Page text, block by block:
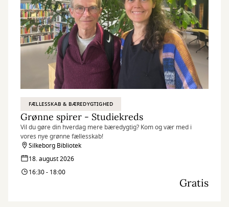
FÆLLESSKAB & BÆREDYGTIGHED
Grønne spirer - Studiekreds
Vil du gøre din hverdag mere bæredygtig? Kom og vær med i
vores nye grønne fællesskab!
Silkeborg Bibliotek
18. august 2026
16:30 - 18:00
Gratis